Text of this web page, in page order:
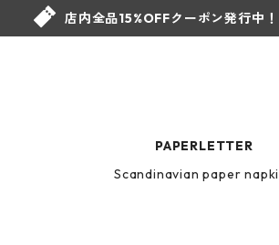
店内全品15%OFFクーポン発行中！
PAPERLETTER
Scandinavian paper